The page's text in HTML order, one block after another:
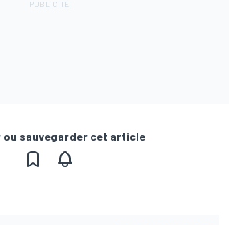
ou sauvegarder cet article